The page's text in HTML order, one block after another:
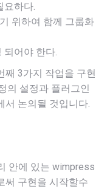
요하다.
위하여 함께 그룹화
되어야 한다.
째 3가지 작업을 구현
의 설정과 플러그인
서 논의될 것입니다.
안에 있는 wimpress
써 구현을 시작할수